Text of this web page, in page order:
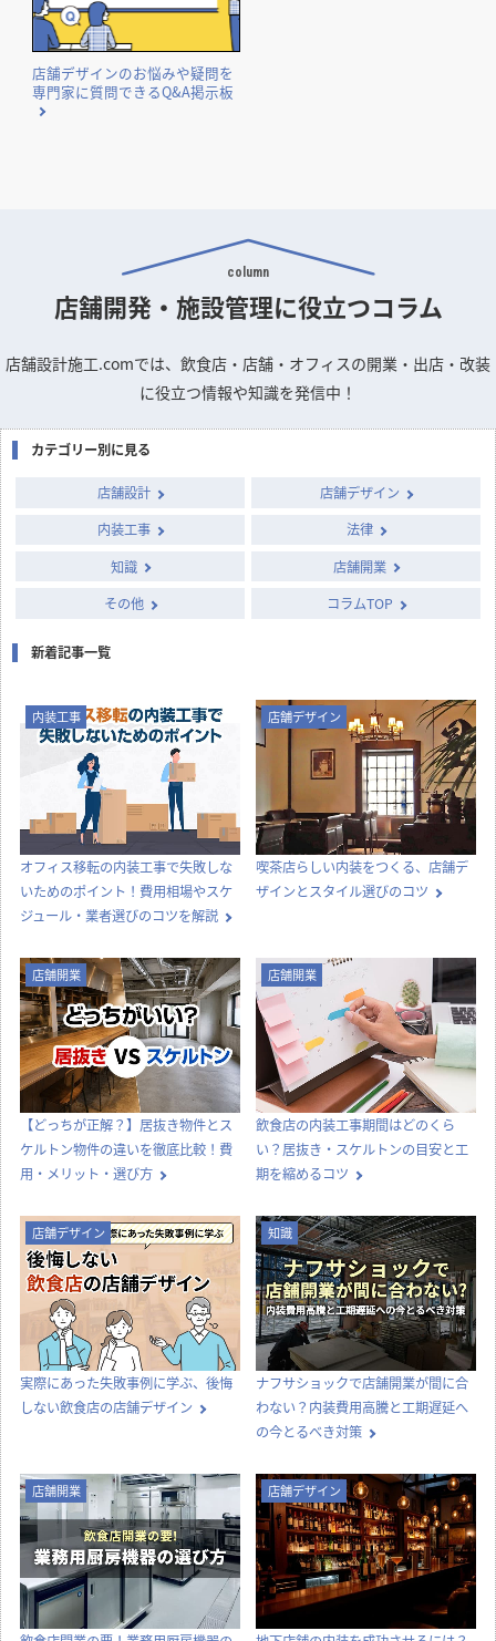
店舗デザインのお悩みや疑問を
専門家に質問できるQ&A掲示板
column
店舗開発・施設管理に役立つコラム
店舗設計施工.comでは、飲食店・店舗・オフィスの開業・出店・改装
に役立つ情報や知識を発信中！
カテゴリー別に見る
店舗設計
店舗デザイン
内装工事
法律
知識
店舗開業
その他
コラムTOP
新着記事一覧
内装工事
オフィス移転の内装工事で失敗しな
いためのポイント！費用相場やスケ
ジュール・業者選びのコツを解説
店舗デザイン
喫茶店らしい内装をつくる、店舗デ
ザインとスタイル選びのコツ
店舗開業
【どっちが正解？】居抜き物件とス
ケルトン物件の違いを徹底比較！費
用・メリット・選び方
店舗開業
飲食店の内装工事期間はどのくら
い？居抜き・スケルトンの目安と工
期を縮めるコツ
店舗デザイン
実際にあった失敗事例に学ぶ、後悔
しない飲食店の店舗デザイン
知識
ナフサショックで店舗開業が間に合
わない？内装費用高騰と工期遅延へ
の今とるべき対策
店舗開業 店舗デザイン